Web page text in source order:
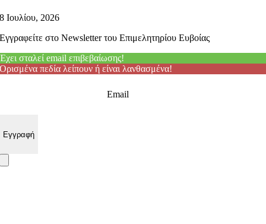
8 Ιουλίου, 2026
Εγγραφείτε στο Newsletter του Επιμελητηρίου Ευβοίας
Έχει σταλεί email επιβεβαίωσης!
Ορισμένα πεδία λείπουν ή είναι λανθασμένα!
Email